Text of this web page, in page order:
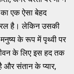
का एक ऐसा बेहद
है। लेकिन उसकी
मनुष्य के रूप में पृथ्वी पर
के लिए इस हद तक
संतान के प्यार,